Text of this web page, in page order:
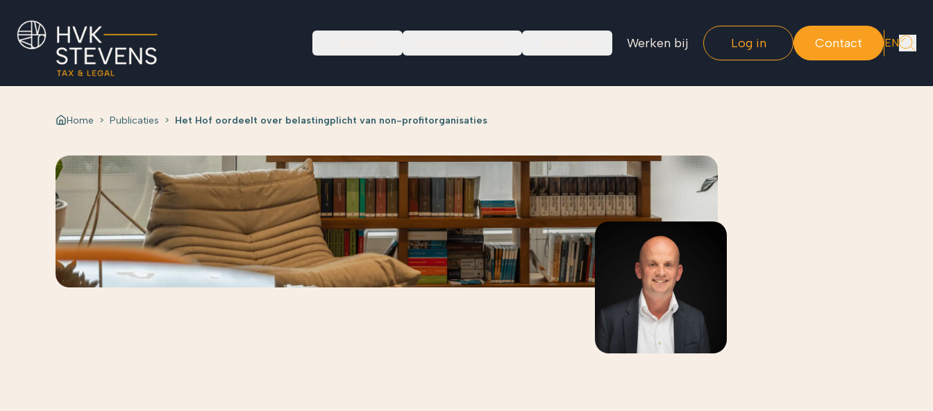
Werken bij Log in Contact EN
Home > Publicaties > Het Hof oordeelt over belastingplicht van non-profitorganisaties